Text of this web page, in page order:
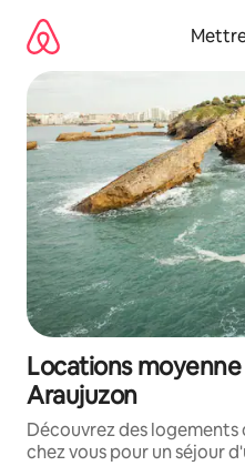
directement
contenu
Locations
Araujuzon
Découvrez des logements
chez vous pour un séjour